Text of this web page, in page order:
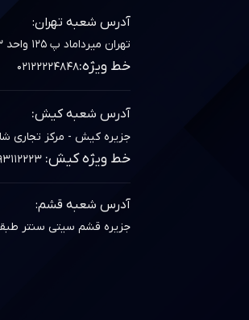
آدرس شعبه تهران:
تهران میرداماد پ ۱۲۵ واحد ۳
خط ویژه:۰۲۱۲۲۲۲۴۸۴۸
آدرس شعبه کیش:
جزیره کیش - مرکز تجاری
خط ویژه کیش: ۰۷۶-
آدرس شعبه قشم:
جزیره قشم سیتی سنتر طبقه